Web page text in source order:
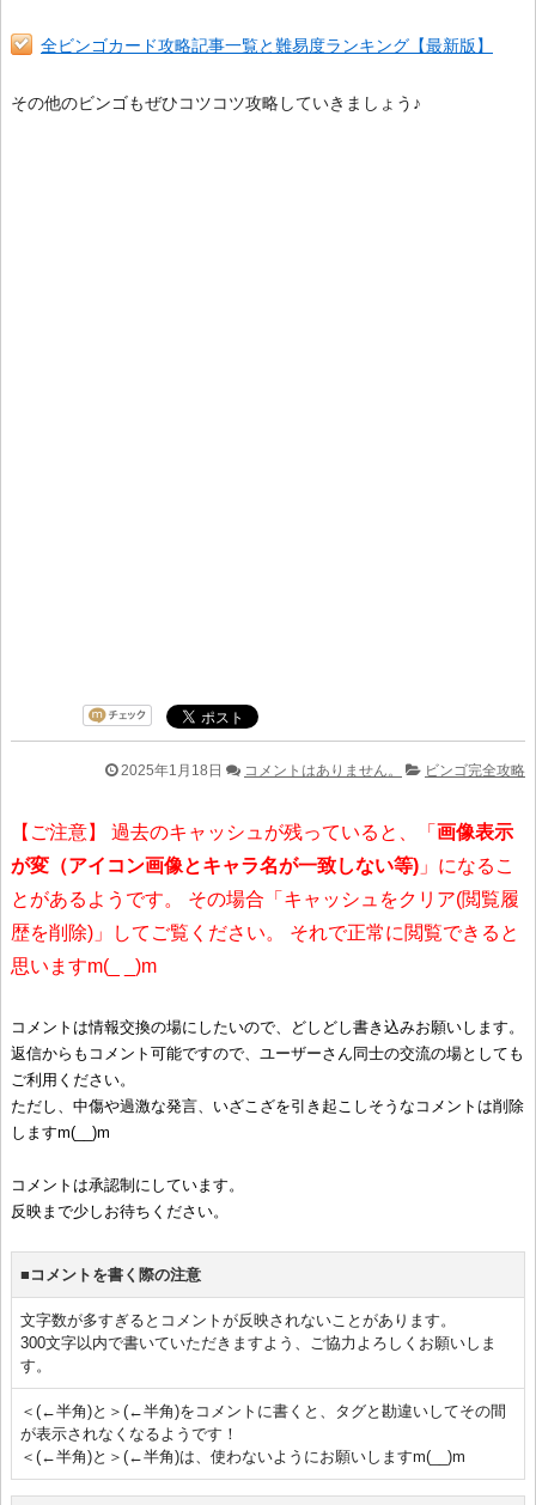
全ビンゴカード攻略記事一覧と難易度ランキング【最新版】
その他のビンゴもぜひコツコツ攻略していきましょう♪
2025年1月18日 コメントはありません。 ビンゴ完全攻略
【ご注意】 過去のキャッシュが残っていると、「 画像表示
が変（アイコン画像とキャラ名が一致しない等) 」になるこ
とがあるようです。 その場合「キャッシュをクリア(閲覧履
歴を削除)」してご覧ください。 それで正常に閲覧できると
思いますm(_ _)m
コメントは情報交換の場にしたいので、どしどし書き込みお願いします。
返信からもコメント可能ですので、ユーザーさん同士の交流の場としても
ご利用ください。
ただし、中傷や過激な発言、いざこざを引き起こしそうなコメントは削除
しますm(__)m
コメントは承認制にしています。
反映まで少しお待ちください。
■コメントを書く際の注意
文字数が多すぎるとコメントが反映されないことがあります。
300文字以内で書いていただきますよう、ご協力よろしくお願いしま
す。
＜(←半角)と＞(←半角)をコメントに書くと、タグと勘違いしてその間
が表示されなくなるようです！
＜(←半角)と＞(←半角)は、使わないようにお願いしますm(__)m